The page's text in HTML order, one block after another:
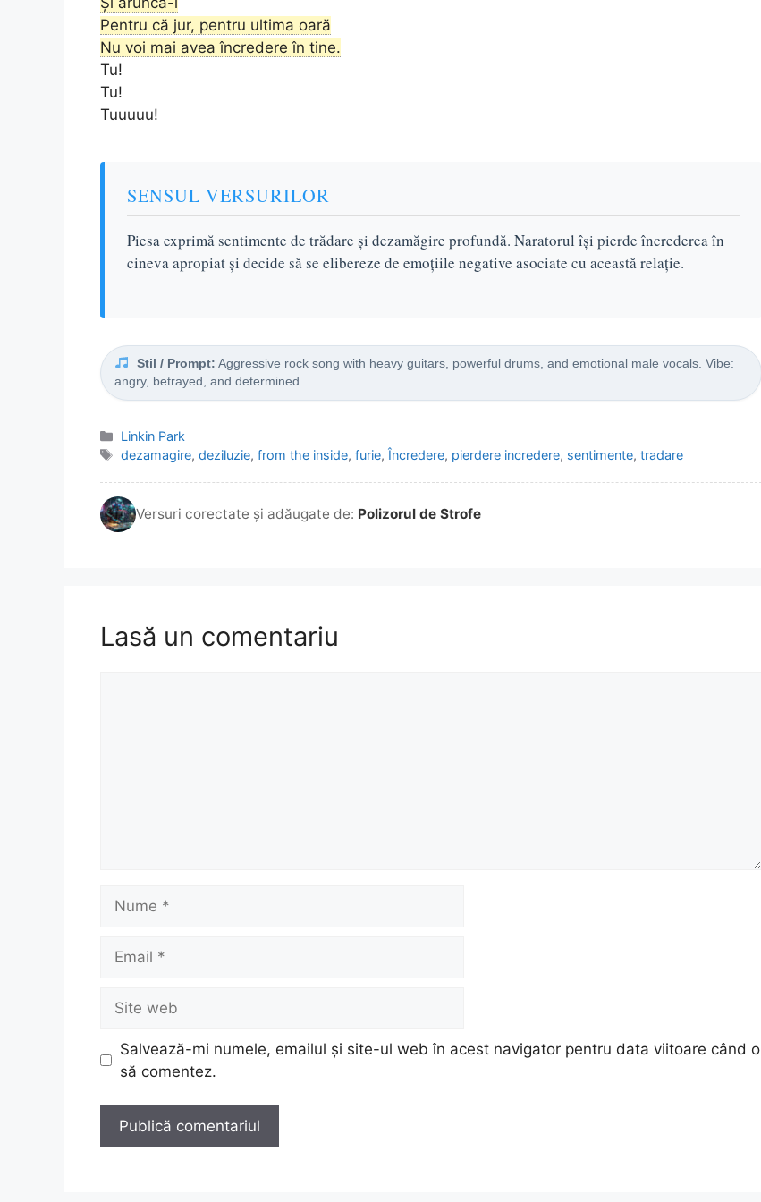
Pentru că jur, pentru ultima oară
Nu voi mai avea încredere în tine.
Tu!
Tu!
Tuuuuu!
SENSUL VERSURILOR
Piesa exprimă sentimente de trădare și dezamăgire profundă. Naratorul își pierde încrederea în
cineva apropiat și decide să se elibereze de emoțiile negative asociate cu această relație.
Stil / Prompt: Aggressive rock song with heavy guitars, powerful drums, and emotional male vocals. Vibe:
angry, betrayed, and determined.
Categorii
Linkin Park
Etichete
dezamagire,deziluzie,from the inside,furie,Încredere, pierdere incredere, sentimente,tradare
Versuri corectate și adăugate de: Polizorul de Strofe
Lasă un comentariu
web
Salvează-mi numele, emailul și site-ul web în acest navigator pentru data viitoare când o
să comentez.